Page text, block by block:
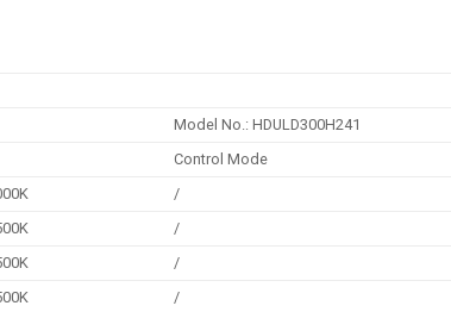
Model No.: HDULD300H241
Control Mode
/
/
/
/